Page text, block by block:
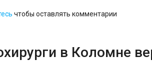
чтобы оставлять комментарии
в Коломне